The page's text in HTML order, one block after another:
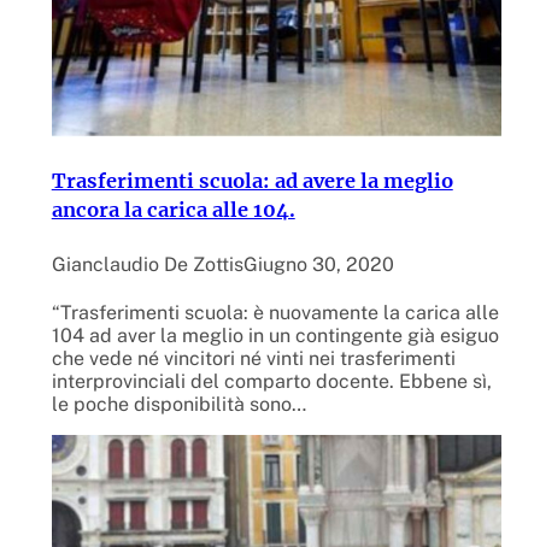
Trasferimenti scuola: ad avere la meglio
ancora la carica alle 104.
Gianclaudio De ZottisGiugno 30, 2020
“Trasferimenti scuola: è nuovamente la carica alle
104 ad aver la meglio in un contingente già esiguo
che vede né vincitori né vinti nei trasferimenti
interprovinciali del comparto docente. Ebbene sì,
le poche disponibilità sono…